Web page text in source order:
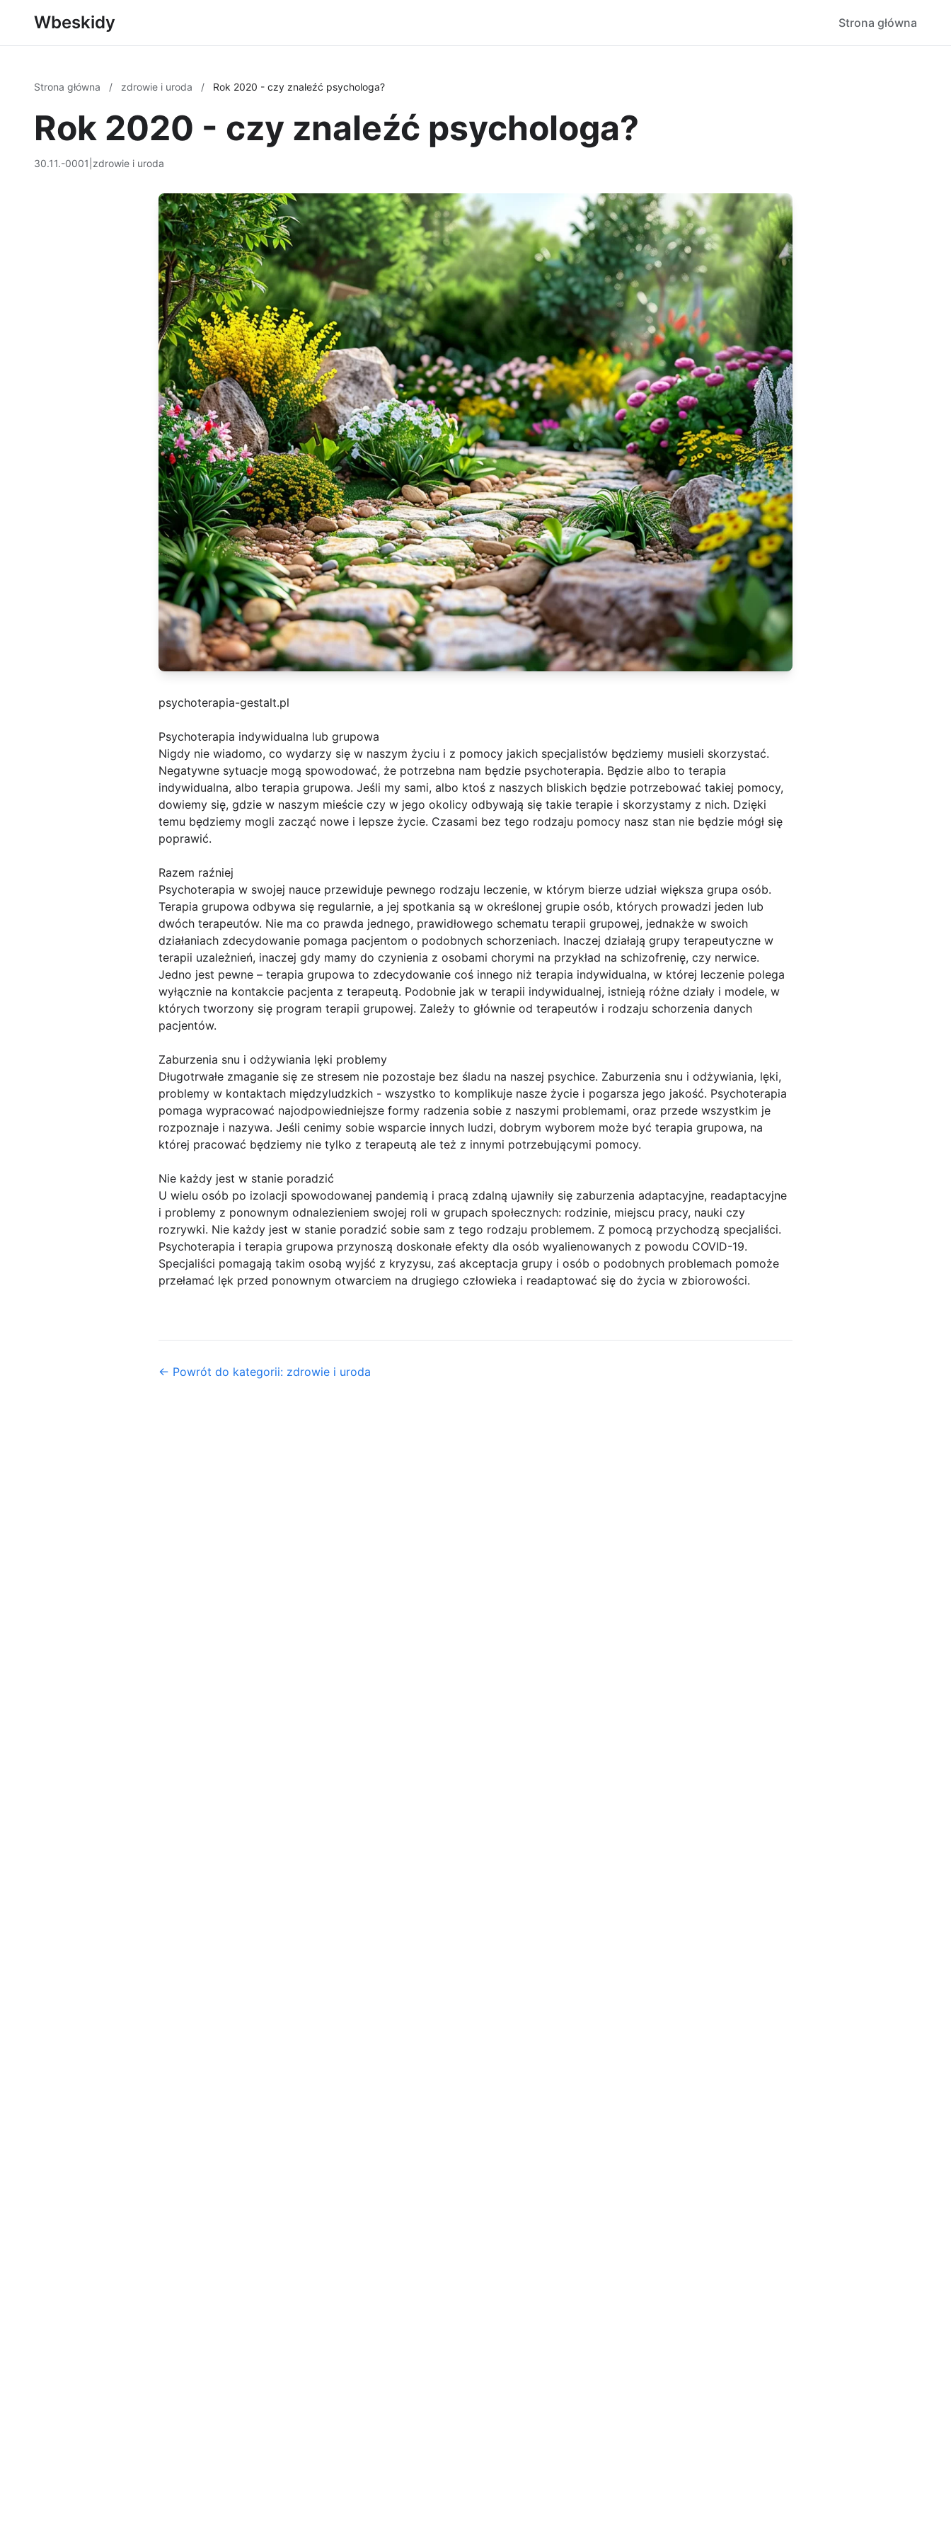
Wbeskidy Strona główna
Strona główna / zdrowie i uroda / Rok 2020 - czy znaleźć psychologa?
Rok 2020 - czy znaleźć psychologa?
30.11.-0001 zdrowie i uroda
psychoterapia-gestalt.pl
Psychoterapia indywidualna lub grupowa
Nigdy nie wiadomo, co wydarzy się w naszym życiu i z pomocy jakich specjalistów będziemy musieli skorzystać.
Negatywne sytuacje mogą spowodować, że potrzebna nam będzie psychoterapia. Będzie albo to terapia
indywidualna, albo terapia grupowa. Jeśli my sami, albo ktoś z naszych bliskich będzie potrzebować takiej pomocy,
dowiemy się, gdzie w naszym mieście czy w jego okolicy odbywają się takie terapie i skorzystamy z nich. Dzięki
temu będziemy mogli zacząć nowe i lepsze życie. Czasami bez tego rodzaju pomocy nasz stan nie będzie mógł się
poprawić.
Razem raźniej
Psychoterapia w swojej nauce przewiduje pewnego rodzaju leczenie, w którym bierze udział większa grupa osób.
Terapia grupowa odbywa się regularnie, a jej spotkania są w określonej grupie osób, których prowadzi jeden lub
dwóch terapeutów. Nie ma co prawda jednego, prawidłowego schematu terapii grupowej, jednakże w swoich
działaniach zdecydowanie pomaga pacjentom o podobnych schorzeniach. Inaczej działają grupy terapeutyczne w
terapii uzależnień, inaczej gdy mamy do czynienia z osobami chorymi na przykład na schizofrenię, czy nerwice.
Jedno jest pewne – terapia grupowa to zdecydowanie coś innego niż terapia indywidualna, w której leczenie polega
wyłącznie na kontakcie pacjenta z terapeutą. Podobnie jak w terapii indywidualnej, istnieją różne działy i modele, w
których tworzony się program terapii grupowej. Zależy to głównie od terapeutów i rodzaju schorzenia danych
pacjentów.
Zaburzenia snu i odżywiania lęki problemy
Długotrwałe zmaganie się ze stresem nie pozostaje bez śladu na naszej psychice. Zaburzenia snu i odżywiania, lęki,
problemy w kontaktach międzyludzkich - wszystko to komplikuje nasze życie i pogarsza jego jakość. Psychoterapia
pomaga wypracować najodpowiedniejsze formy radzenia sobie z naszymi problemami, oraz przede wszystkim je
rozpoznaje i nazywa. Jeśli cenimy sobie wsparcie innych ludzi, dobrym wyborem może być terapia grupowa, na
której pracować będziemy nie tylko z terapeutą ale też z innymi potrzebującymi pomocy.
Nie każdy jest w stanie poradzić
U wielu osób po izolacji spowodowanej pandemią i pracą zdalną ujawniły się zaburzenia adaptacyjne, readaptacyjne
i problemy z ponownym odnalezieniem swojej roli w grupach społecznych: rodzinie, miejscu pracy, nauki czy
rozrywki. Nie każdy jest w stanie poradzić sobie sam z tego rodzaju problemem. Z pomocą przychodzą specjaliści.
Psychoterapia i terapia grupowa przynoszą doskonałe efekty dla osób wyalienowanych z powodu COVID-19.
Specjaliści pomagają takim osobą wyjść z kryzysu, zaś akceptacja grupy i osób o podobnych problemach pomoże
przełamać lęk przed ponownym otwarciem na drugiego człowieka i readaptować się do życia w zbiorowości.
← Powrót do kategorii: zdrowie i uroda